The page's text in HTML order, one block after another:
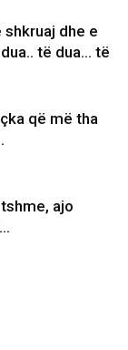
dhe e
të dua… të
që më tha
ajo